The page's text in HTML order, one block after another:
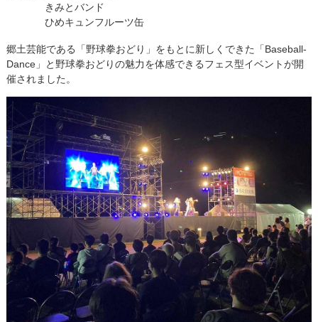
きみとバンド
ひめキュンフルーツ缶
郷土芸能である「野球拳おどり」をもとに新しくできた「Baseball-
Dance」と野球拳おどりの魅力を体感できるフェス型イベントが開
催されました。
エミフルンルンRadio